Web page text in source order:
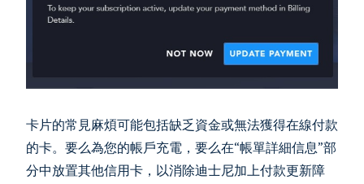
卡片的常見麻煩可能包括缺乏資金或無法獲得在線付款
的卡。要么為您的帳戶充電，要么在“帳單詳細信息”部
分中放置其他信用卡，以消除迪士尼加上付款更新障